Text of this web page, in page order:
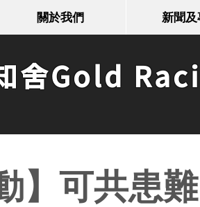
關於我們 新聞及
舍Gold
】可共患